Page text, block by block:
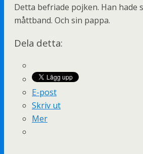
Detta befriade pojken. Han hade
måttband. Och sin pappa.
Dela detta:
E-post
Skriv ut
Mer